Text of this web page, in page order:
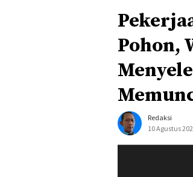
Pohon,
Redaksi
10 Agustus